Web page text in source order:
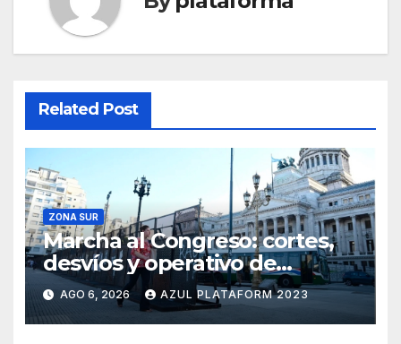
Related Post
ZONA SUR
Marcha al Congreso: cortes,
desvíos y operativo de
seguridad por la protesta
contra la reforma de la Ley de
Tierras
AGO 6, 2026 AZUL PLATAFORM 2023